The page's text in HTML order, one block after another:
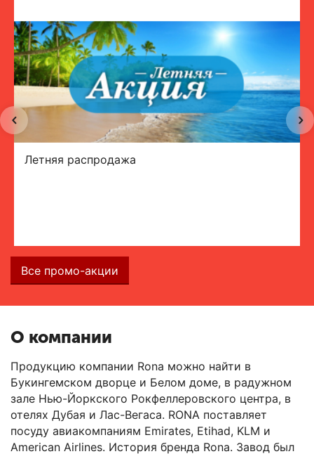
Летняя распродажа
Все промо-акции
О компании
Продукцию компании Rona можно найти в
Букингемском дворце и Белом доме, в радужном
зале Нью-Йоркского Рокфеллеровского центра, в
отелях Дубая и Лас-Вегаса. RONA поставляет
посуду авиакомпаниям Emirates, Etihad, KLM и
American Airlines. История бренда Rona. Завод был